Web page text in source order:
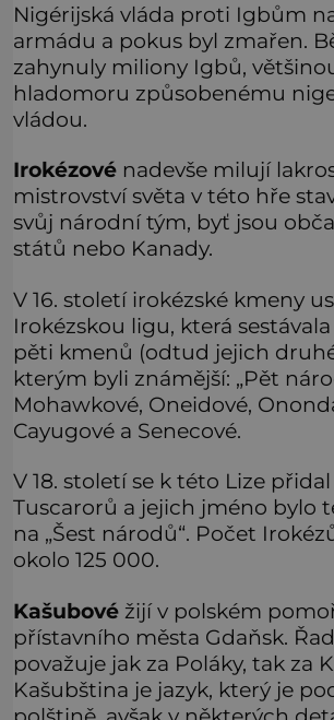
Nigérijská vláda proti Igbům
armádu a pokus byl zmařen.
zahynuly miliony Igbů,
hladomoru způsobenému
vládou.
Irokézové nadevše milují
mistrovství světa v této hře
svůj národní tým, byť jsou
států nebo Kanady.
V 16. století irokézské kmeny
Irokézskou ligu, která
pěti kmenů (odtud jejich
kterým byli známější: „Pět
Mohawkové, Oneidové,
Cayugové a Senecové.
V 18. století se k této Lize
Tuscarorů a jejich jméno bylo
na „Šest národů“. Počet
okolo 125 000.
Kašubové žijí v polském
přístavního města Gdaňsk.
považuje jak za Poláky, tak za
Kašubština je jazyk, který je